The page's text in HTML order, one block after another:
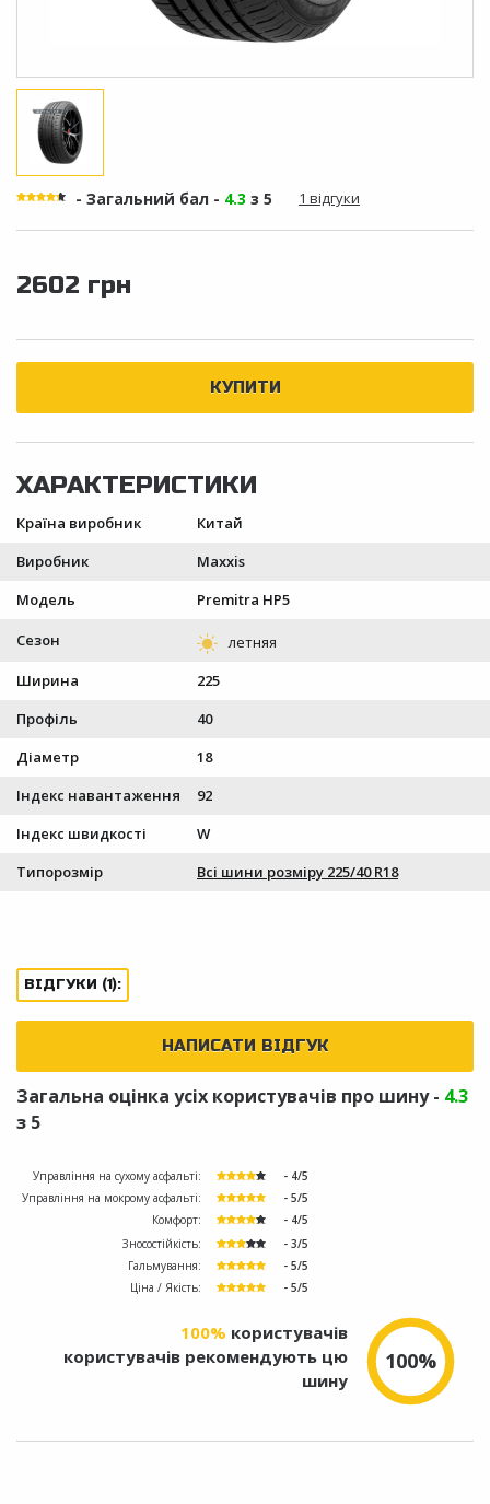
- Загальний бал - 4.3 з 5 1 відгуки
2602 грн
Країна виробник
Китай
Виробник
Maxxis
Модель
Premitra HP5
Сезон
Ширина
225
Профіль
40
Діаметр
18
Індекс навантаження
92
Індекс швидкості
W
Типорозмір
Всі шини розміру 225/40 R18
ВІДГУКИ (1):
НАПИСАТИ ВІДГУК
Загальна оцінка усіх користувачів про шину - 4.3
з 5
Управління на сухому асфальті:
- 4/5
Управління на мокрому асфальті:
- 5/5
Комфорт:
- 4/5
Зносостійкість:
- 3/5
Гальмування:
- 5/5
Ціна / Якість:
- 5/5
100%
100% користувачів
користувачів рекомендують цю
шину